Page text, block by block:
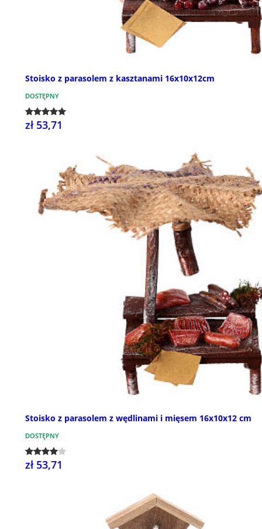
Stoisko z parasolem z kasztanami 16x10x12cm
DOSTĘPNY
zł 53,71
Stoisko z parasolem z wędlinami i mięsem 16x10x12 cm
DOSTĘPNY
zł 53,71